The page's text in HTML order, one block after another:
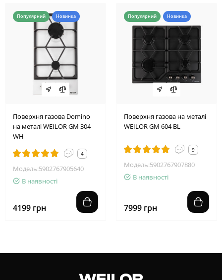
Популярний Новинка
Поверхня газова Domino
на металі WEILOR GM 304
WH
4
Модель:5902767905640
В наявності
4199 грн
Популярний Новинка
Поверхня газова на металі
WEILOR GM 604 BL
9
Модель:5902767907880
В наявності
7999 грн